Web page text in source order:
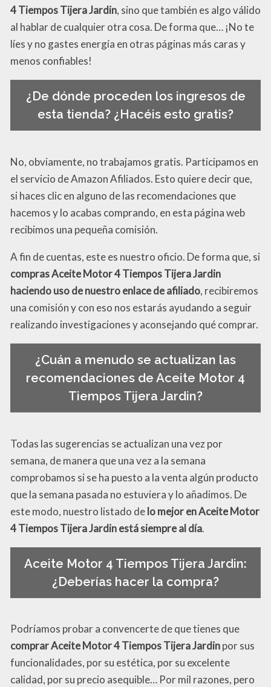
4 Tiempos Tijera Jardin, sino que también es algo válido
al hablar de cualquier otra cosa. De forma que… ¡No te
líes y no gastes energía en otras páginas más caras y
menos confiables!
¿De dónde proceden los ingresos de
esta tienda? ¿Hacéis esto gratis?
No, obviamente, no trabajamos gratis. Participamos en
el servicio de Amazon Afiliados. Esto quiere decir que,
si haces clic en alguno de las recomendaciones que
hacemos y lo acabas comprando, en esta página web
recibimos una pequeña comisión.
A fin de cuentas, este es nuestro oficio. De forma que, si
compras Aceite Motor 4 Tiempos Tijera Jardin
haciendo uso de nuestro enlace de afiliado, recibiremos
una comisión y con eso nos estarás ayudando a seguir
realizando investigaciones y aconsejando qué comprar.
¿Cuán a menudo se actualizan las
recomendaciones de Aceite Motor 4
Tiempos Tijera Jardin?
Todas las sugerencias se actualizan una vez por
semana, de manera que una vez a la semana
comprobamos si se ha puesto a la venta algún producto
que la semana pasada no estuviera y lo añadimos. De
este modo, nuestro listado delo mejor en Aceite Motor
4 Tiempos Tijera Jardin está siempre al día.
Aceite Motor 4 Tiempos Tijera Jardin:
¿Deberías hacer la compra?
Podríamos probar a convencerte de que tienes que
comprar Aceite Motor 4 Tiempos Tijera Jardinpor sus
funcionalidades, por su estética, por su excelente
calidad, por su precio asequible… Por mil razones, pero